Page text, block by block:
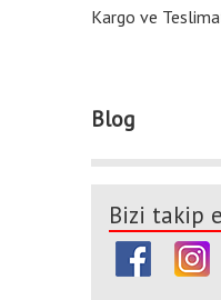
Kargo ve
Blog
Bizi takip